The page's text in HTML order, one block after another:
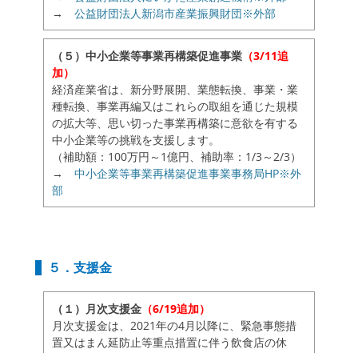
→ 公益財団法人新潟市産業振興財団※外部
（５）中小企業等事業再構築促進事業 （3/11追
加）
経済産業省は、新分野展開、業態転換、事業・業
種転換、事業再編又はこれらの取組を通じた規模
の拡大等、思い切った事業再構築に意欲を有する
中小企業等の挑戦を支援します。
（補助額：100万円～1億円、補助率：1/3～2/3）
→ 中小企業等事業再構築促進事業事務局HP※外
部
５．支援金
（１）月次支援金 （6/19追加）
月次支援金は、2021年の4月以降に、緊急事態措
置又はまん延防止等重点措置に伴う飲食店の休